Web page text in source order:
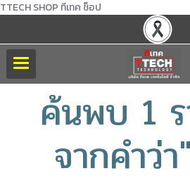
TTECH SHOP ทีเทค ช็อป
ค้นพบ 1
จากคำว่